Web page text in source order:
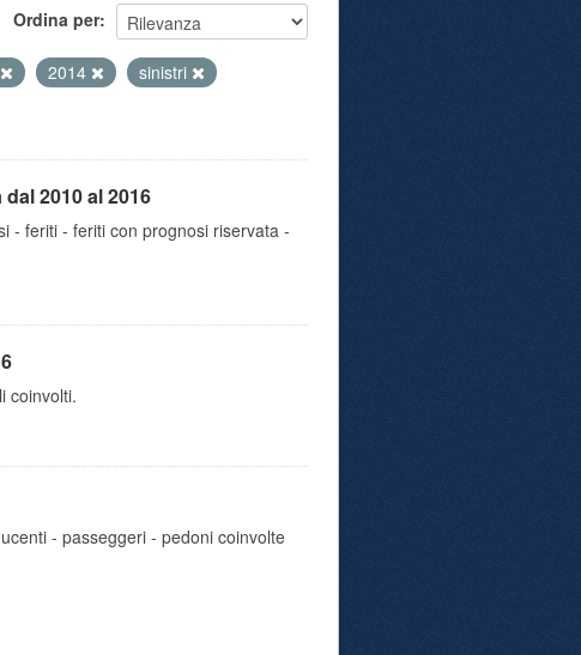
Ordina per
2014
sinistri
2010 al 2016
- feriti - feriti con prognosi riservata -
coinvolti.
- passeggeri - pedoni coinvolte